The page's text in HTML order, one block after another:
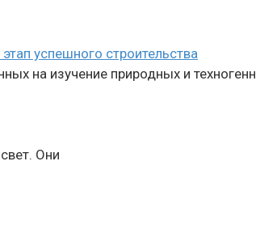
успешного строительства
на изучение природных и
Они